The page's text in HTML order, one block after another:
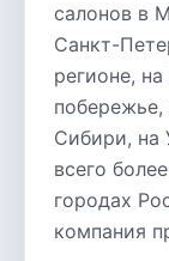
салонов в
Санкт-
регионе,
Сибири, на
всего
городах
компания